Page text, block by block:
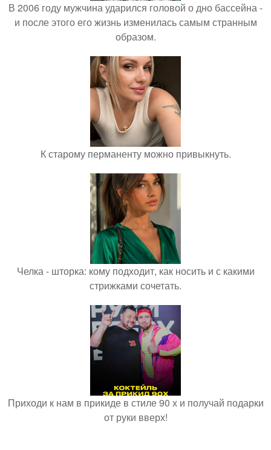
В 2006 году мужчина ударился головой о дно бассейна -
и после этого его жизнь изменилась самым странным
образом.
К старому перманенту можно привыкнуть.
Челка - шторка: кому подходит, как носить и с какими
стрижками сочетать.
Приходи к нам в прикиде в стиле 90 х и получай подарки
от руки вверх!